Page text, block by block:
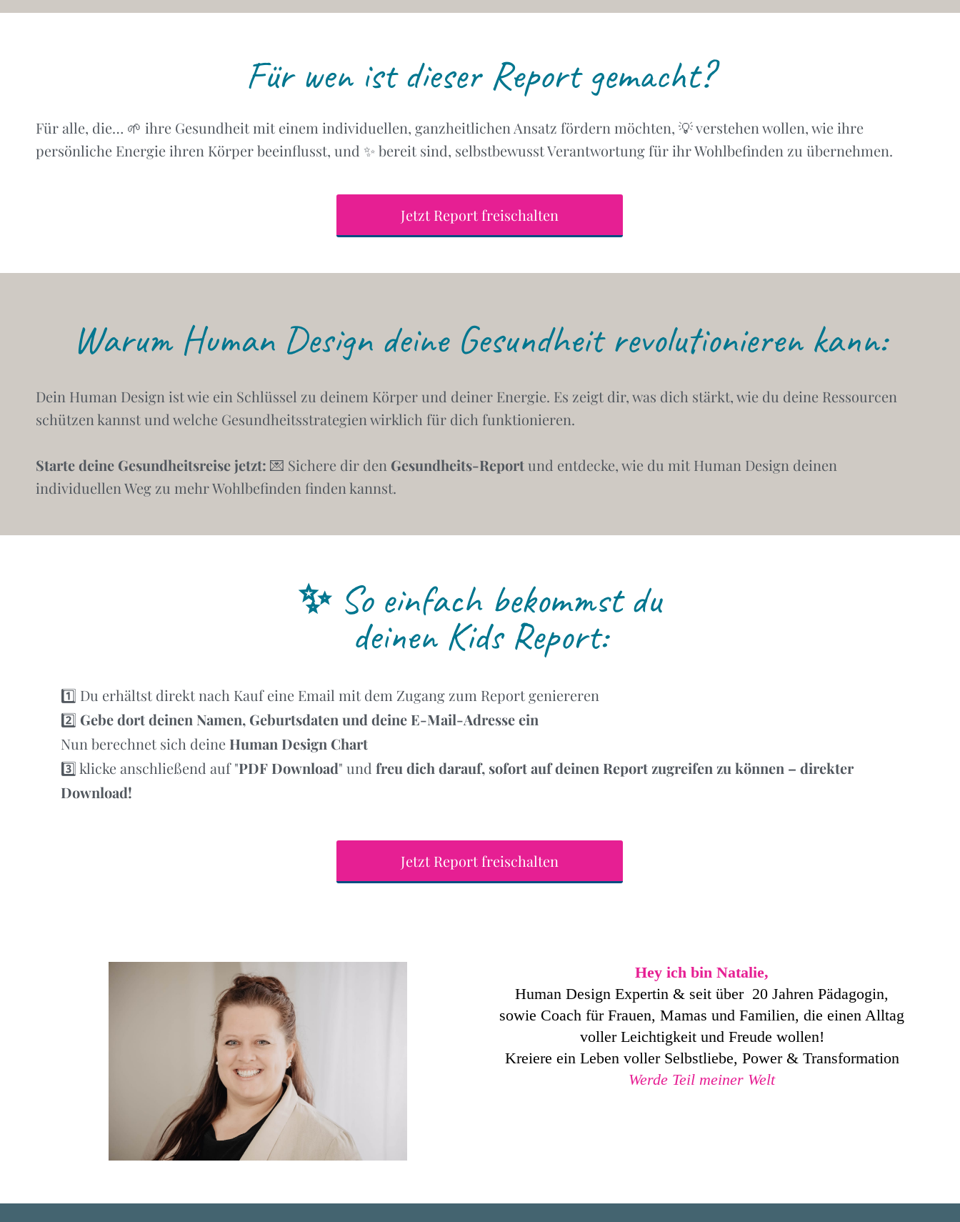
Für wen ist dieser Report gemacht?
Für alle, die… 🌱 ihre Gesundheit mit einem individuellen, ganzheitlichen Ansatz fördern möchten, 💡 verstehen wollen, wie ihre
persönliche Energie ihren Körper beeinflusst, und ✨ bereit sind, selbstbewusst Verantwortung für ihr Wohlbefinden zu übernehmen.
Jetzt Report freischalten
Warum Human Design deine Gesundheit revolutionieren kann:
Dein Human Design ist wie ein Schlüssel zu deinem Körper und deiner Energie. Es zeigt dir, was dich stärkt, wie du deine Ressourcen
schützen kannst und welche Gesundheitsstrategien wirklich für dich funktionieren.
Starte deine Gesundheitsreise jetzt: 💌 Sichere dir den Gesundheits-Reportund entdecke, wie du mit Human Design deinen
individuellen Weg zu mehr Wohlbefinden finden kannst.
✨ So einfach bekommst du
deinen Kids Report:
1️⃣ Du erhältst direkt nach Kauf eine Email mit dem Zugang zum Report geniereren
2️⃣ Gebe dort deinen Namen, Geburtsdaten und deine E-Mail-Adresse ein
Nun berechnet sich deine Human Design Chart
3️⃣ klicke anschließend auf "PDF Download" und freu dich darauf, sofort auf deinen Report zugreifen zu können – direkter
Download!
Jetzt Report freischalten
Hey ich bin Natalie,
Human Design Expertin & seit über 20 Jahren Pädagogin,
sowie Coach für Frauen, Mamas und Familien, die einen Alltag
voller Leichtigkeit und Freude wollen!
Kreiere ein Leben voller Selbstliebe, Power & Transformation
Werde Teil meiner Welt